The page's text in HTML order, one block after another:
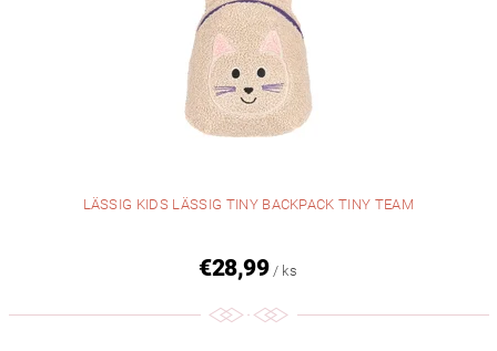
LÄSSIG KIDS LÄSSIG TINY BACKPACK TINY TEAM
€28,99 / ks